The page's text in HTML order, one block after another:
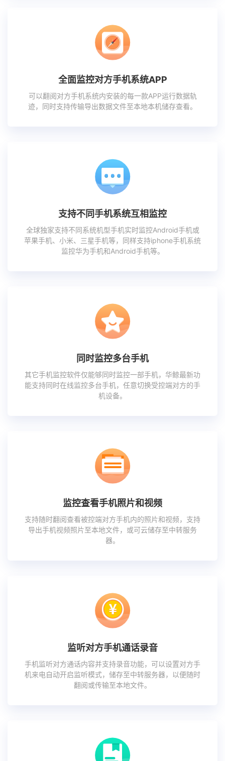
全面监控对方手机系统APP
可以翻阅对方手机系统内安装的每一款APP运行数据轨
迹，同时支持传输导出数据文件至本地本机储存查看。
支持不同手机系统互相监控
全球独家支持不同系统机型手机实时监控Android手机或
苹果手机、小米、三星手机等，同样支持iphone手机系统
监控华为手机和Android手机等。
同时监控多台手机
其它手机监控软件仅能够同时监控一部手机，华鲸最新功
能支持同时在线监控多台手机，任意切换受控端对方的手
机设备。
监控查看手机照片和视频
支持随时翻阅查看被控端对方手机内的照片和视频，支持
导出手机视频照片至本地文件，或可云储存至中转服务
器。
监听对方手机通话录音
手机监听对方通话内容并支持录音功能，可以设置对方手
机来电自动开启监听模式，储存至中转服务器，以便随时
翻阅或传输至本地文件。